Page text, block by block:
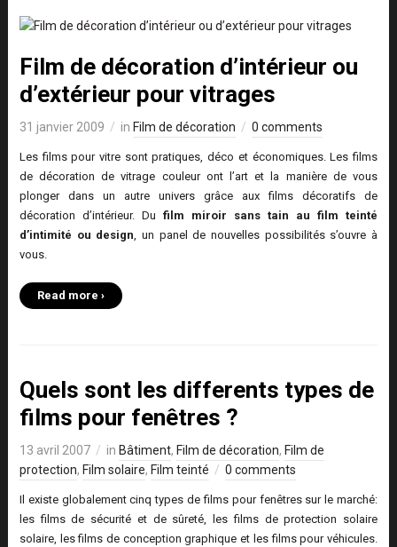
Film de décoration d’intérieur ou
d’extérieur pour vitrages
31 janvier 2009 in Film de décoration 0 comments
Les films pour vitre sont pratiques, déco et économiques. Les films
de décoration de vitrage couleur ont l’art et la manière de vous
plonger dans un autre univers grâce aux films décoratifs de
décoration d’intérieur. Du film miroir sans tain au film teinté
d’intimité ou design, un panel de nouvelles possibilités s’ouvre à
vous.
Read more ›
Quels sont les differents types de
films pour fenêtres ?
13 avril 2007 in Bâtiment, Film de décoration, Film de
protection, Film solaire, Film teinté 0 comments
Il existe globalement cinq types de films pour fenêtres sur le marché:
les films de sécurité et de sûreté, les films de protection solaire
solaire, les films de conception graphique et les films pour véhicules.